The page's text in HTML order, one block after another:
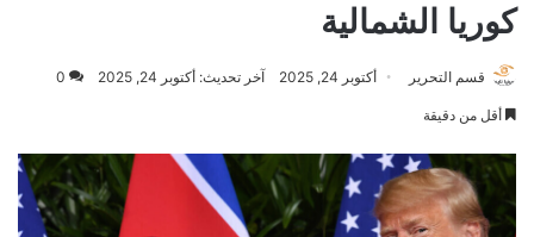
كوريا الشمالية
قسم التحرير أكتوبر 24, 2025 آخر تحديث: أكتوبر 24, 2025 0
أقل من دقيقة